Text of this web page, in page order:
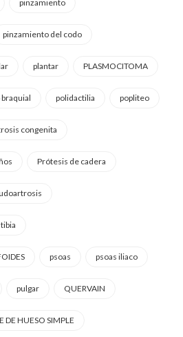
pinzamiento
pinzamiento del codo
plantar PLASMOCITOMA
polidactilia popliteo
congenita
Prótesis de cadera
psoas psoas iliaco
pulgar QUERVAIN
DE HUESO SIMPLE